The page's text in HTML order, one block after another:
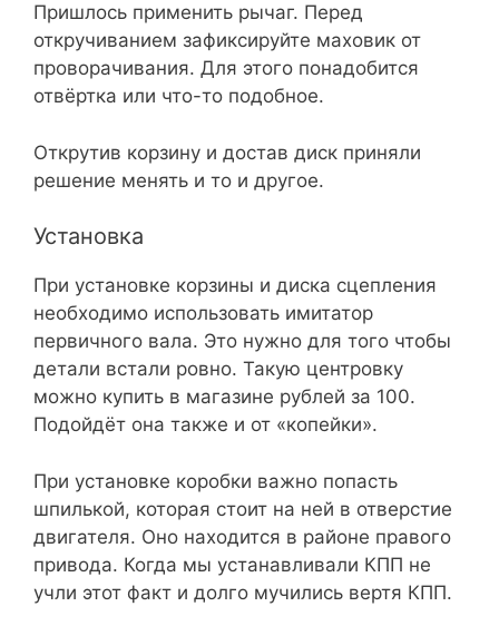
Пришлось применить рычаг. Перед
откручиванием зафиксируйте маховик от
проворачивания. Для этого понадобится
отвёртка или что-то подобное.
Открутив корзину и достав диск приняли
решение менять и то и другое.
Установка
При установке корзины и диска сцепления
необходимо использовать имитатор
первичного вала. Это нужно для того чтобы
детали встали ровно. Такую центровку
можно купить в магазине рублей за 100.
Подойдёт она также и от «копейки».
При установке коробки важно попасть
шпилькой, которая стоит на ней в отверстие
двигателя. Оно находится в районе правого
привода. Когда мы устанавливали КПП не
учли этот факт и долго мучились вертя КПП.